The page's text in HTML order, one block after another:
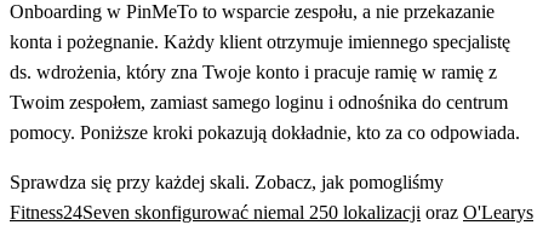
Onboarding w PinMeTo to wsparcie zespołu, a nie przekazanie
konta i pożegnanie. Każdy klient otrzymuje imiennego specjalistę
ds. wdrożenia, który zna Twoje konto i pracuje ramię w ramię z
Twoim zespołem, zamiast samego loginu i odnośnika do centrum
pomocy. Poniższe kroki pokazują dokładnie, kto za co odpowiada.
Sprawdza się przy każdej skali. Zobacz, jak pomogliśmy
Fitness24Seven skonfigurować niemal 250 lokalizacji oraz O'Learys